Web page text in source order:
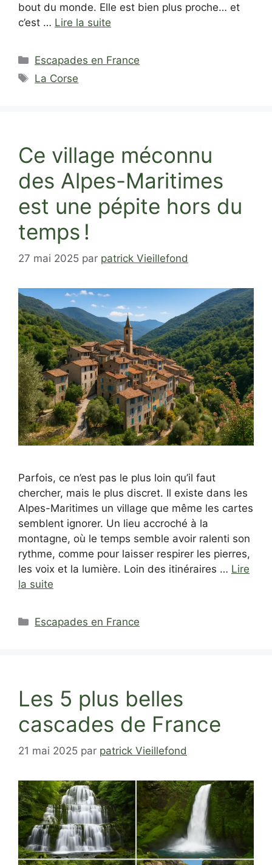
bout du monde. Elle est bien plus proche… et
c’est … Lire la suite
Catégories
Escapades en France
Étiquettes
La Corse
Ce village méconnu
des Alpes-Maritimes
est une pépite hors du
temps !
27 mai 2025 par patrick Vieillefond
Parfois, ce n’est pas le plus loin qu’il faut
chercher, mais le plus discret. Il existe dans les
Alpes-Maritimes un village que même les cartes
semblent ignorer. Un lieu accroché à la
montagne, où le temps semble avoir ralenti son
rythme, comme pour laisser respirer les pierres,
les voix et la lumière. Loin des itinéraires … Lire
la suite
Catégories
Escapades en France
Les 5 plus belles
cascades de France
21 mai 2025 par patrick Vieillefond